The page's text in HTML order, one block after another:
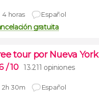
4 horas Español
gratuita
tour por Nueva York
/ 10 13.211 opiniones
2h 30m Español